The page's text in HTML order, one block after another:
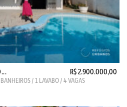
R$ 2.900.000,00
/ 1 LAVABO / 4 VAGAS